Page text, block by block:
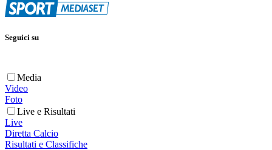
Seguici su
Media
Video
Foto
Live e Risultati
Live
Diretta Calcio
Risultati e Classifiche